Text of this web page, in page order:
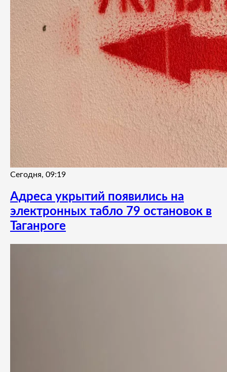
Сегодня, 09:19
Адреса укрытий появились на
электронных табло 79 остановок в
Таганроге